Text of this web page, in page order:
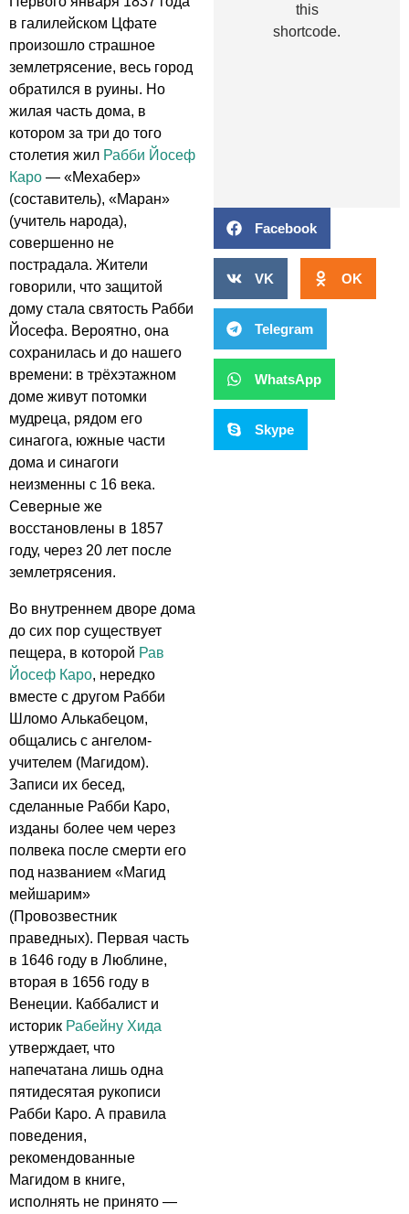
в галилейском Цфате
произошло страшное
землетрясение, весь город
обратился в руины. Но
жилая часть дома, в
котором за три до того
столетия жил Рабби Йосеф
Каро — «Мехабер»
(составитель), «Маран»
(учитель народа),
совершенно не
пострадала. Жители
говорили, что защитой
дому стала святость Рабби
Йосефа. Вероятно, она
сохранилась и до нашего
времени: в трёхэтажном
доме живут потомки
мудреца, рядом его
синагога, южные части
дома и синагоги
неизменны с 16 века.
Северные же
восстановлены в 1857
году, через 20 лет после
землетрясения.
Во внутреннем дворе дома
до сих пор существует
пещера, в которой Рав
Йосеф Каро, нередко
вместе с другом Рабби
Шломо Алькабецом,
общались с ангелом-
учителем (Магидом).
Записи их бесед,
сделанные Рабби Каро,
изданы более чем через
полвека после смерти его
под названием «Магид
мейшарим»
(Провозвестник
праведных). Первая часть
в 1646 году в Люблине,
вторая в 1656 году в
Венеции. Каббалист и
историк Рабейну Хида
утверждает, что
напечатана лишь одна
пятидесятая рукописи
Рабби Каро. А правила
поведения,
рекомендованные
Магидом в книге,
исполнять не принято —
this
shortcode.
Facebook
VK OK
Telegram
WhatsApp
Skype